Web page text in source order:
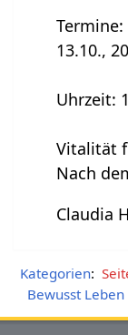
Termine:
13.10.,
Uhrzeit:
Vitalität
Nach
Claudia
Kategorien:
Bewusst